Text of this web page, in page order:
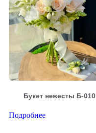
Букет невесты Б-010
Подробнее